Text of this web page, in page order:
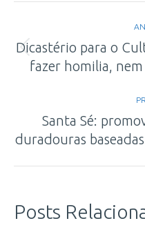
de
post:
Dicastério para o
fazer homilia, nem
Santa Sé:
duradouras
Posts